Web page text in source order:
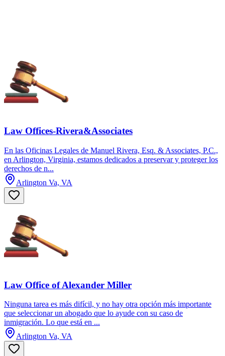
Law Offices-Rivera&Associates
En las Oficinas Legales de Manuel Rivera, Esq. & Associates, P.C.,
en Arlington, Virginia, estamos dedicados a preservar y proteger los
derechos de n...
Arlington Va, VA
Law Office of Alexander Miller
Ninguna tarea es más difícil, y no hay otra opción más importante
que seleccionar un abogado que lo ayude con su caso de
inmigración. Lo que está en ...
Arlington Va, VA